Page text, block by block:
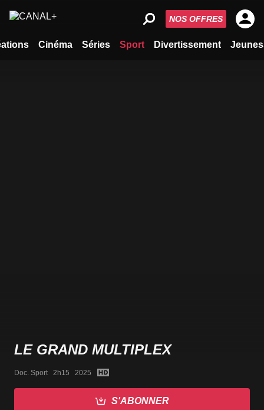
Cinéma Séries Sport Divertissement
NOS OFFRES
LE GRAND MULTIPLEX
Doc. Sport   2h15   2025
S'ABONNER